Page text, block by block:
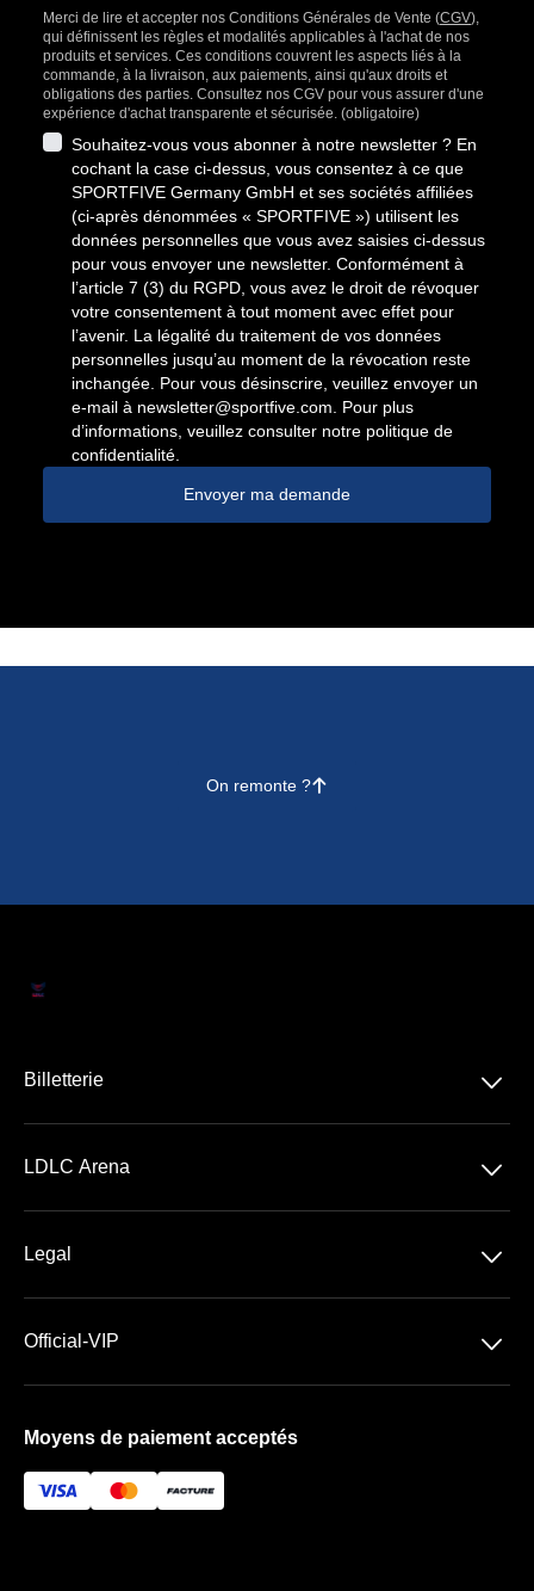
Merci de lire et accepter nos Conditions Générales de Vente (CGV),
qui définissent les règles et modalités applicables à l'achat de nos
produits et services. Ces conditions couvrent les aspects liés à la
commande, à la livraison, aux paiements, ainsi qu'aux droits et
obligations des parties. Consultez nos CGV pour vous assurer d'une
expérience d'achat transparente et sécurisée. (obligatoire)
Souhaitez-vous vous abonner à notre newsletter ? En
cochant la case ci-dessus, vous consentez à ce que
SPORTFIVE Germany GmbH et ses sociétés affiliées
(ci-après dénommées « SPORTFIVE ») utilisent les
données personnelles que vous avez saisies ci-dessus
pour vous envoyer une newsletter. Conformément à
l’article 7 (3) du RGPD, vous avez le droit de révoquer
votre consentement à tout moment avec effet pour
l’avenir. La légalité du traitement de vos données
personnelles jusqu’au moment de la révocation reste
inchangée. Pour vous désinscrire, veuillez envoyer un
e-mail à newsletter@sportfive.com. Pour plus
d’informations, veuillez consulter notre politique de
confidentialité.
Envoyer ma demande
On remonte ?􀄨
Billetterie 􀆈
Sports
LDLC Arena 􀆈
Premium | Les Terrasses
Legal 􀆈
Official-VIP 􀆈
FAQ
Moyens de paiement acceptés